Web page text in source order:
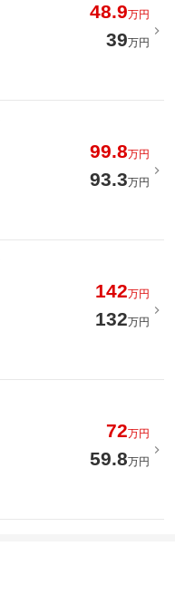
48.9万円
39万円
99.8万円
93.3万円
142万円
132万円
72万円
59.8万円